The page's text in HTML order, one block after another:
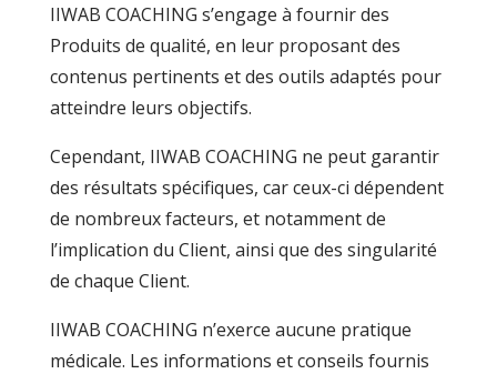
IIWAB COACHING s’engage à fournir des
Produits de qualité, en leur proposant des
contenus pertinents et des outils adaptés pour
atteindre leurs objectifs.
Cependant, IIWAB COACHING ne peut garantir
des résultats spécifiques, car ceux-ci dépendent
de nombreux facteurs, et notamment de
l’implication du Client, ainsi que des singularité
de chaque Client.
IIWAB COACHING n’exerce aucune pratique
médicale. Les informations et conseils fournis